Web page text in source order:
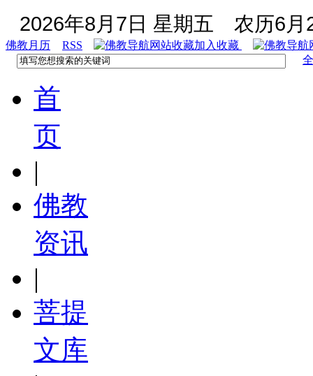
2026年8月7日 星期五 农历6月
佛教月历 RSS
加入收藏
首
页
|
佛教
资讯
|
菩提
文库